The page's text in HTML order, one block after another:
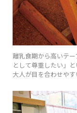
離乳食期から高いテ
として尊重したい」
大人が目を合わせやす